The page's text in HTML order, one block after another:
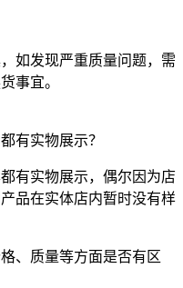
如发现严重质量问题，需
事宜。
有实物展示？
有实物展示，偶尔因为店
品在实体店内暂时没有样
、质量等方面是否有区